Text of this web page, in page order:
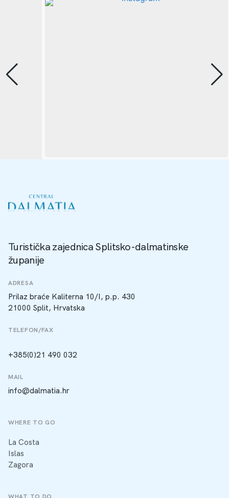
Turistička zajednica Splitsko-dalmatinske
županije
ADRESA
Prilaz braće Kaliterna 10/I, p.p. 430
21000 Split, Hrvatska
TELEFON/FAX
+385(0)21 490 032
MAIL
info@dalmatia.hr
WHERE TO GO
La Costa
Islas
Zagora